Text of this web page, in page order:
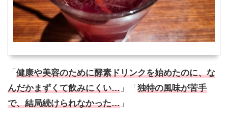
「 健康や美容のために酵素ドリンクを始めたのに、な
んだかまずくて飲みにくい… 」「 独特の風味が苦手
で、結局続けられなかった… 」